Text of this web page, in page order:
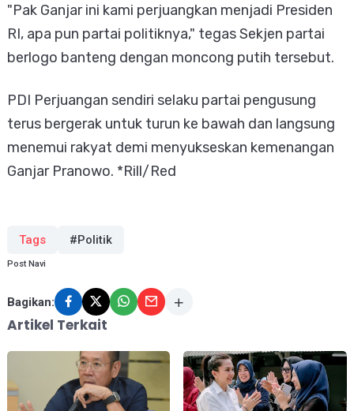
"Pak Ganjar ini kami perjuangkan menjadi Presiden
RI, apa pun partai politiknya," tegas Sekjen partai
berlogo banteng dengan moncong putih tersebut.
PDI Perjuangan sendiri selaku partai pengusung
terus bergerak untuk turun ke bawah dan langsung
menemui rakyat demi menyukseskan kemenangan
Ganjar Pranowo. *Rill/Red
Tags #Politik
Post Navi
Bagikan:
Artikel Terkait